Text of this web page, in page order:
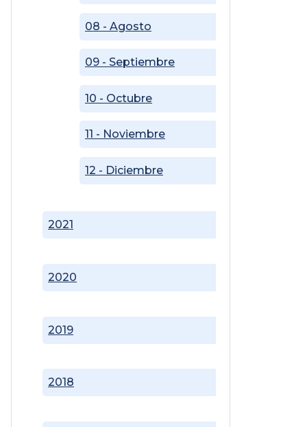
2018
2019
2020
2021
08 - Agosto
09 - Septiembre
10 - Octubre
11 - Noviembre
12 - Diciembre